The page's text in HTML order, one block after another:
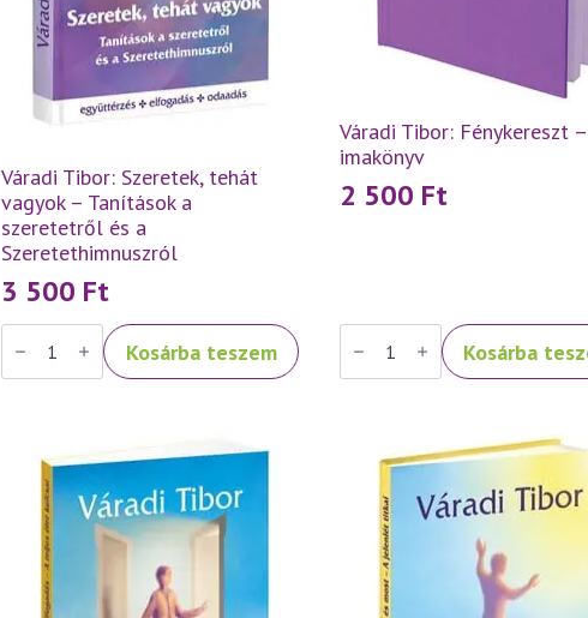
Váradi Tibor: Szeretek, tehát
vagyok – Tanítások a
szeretetről és a
Szeretethimnuszról
3 500 Ft
Váradi
Tibor:
Szeretek,
szeretetről
Szeretethimnuszról
mennyiség
Kosárba teszem
Váradi Tibor: Fénykereszt –
imakönyv
2 500 Ft
Váradi
Tibor:
Fénykereszt
Kosárba